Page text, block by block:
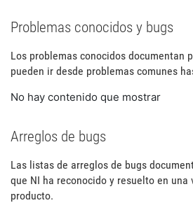
Problemas conocidos y bugs
Los problemas conocidos documentan
pueden ir desde problemas comunes
No hay contenido que mostrar
Arreglos de bugs
Las listas de arreglos de bugs
que NI ha reconocido y resuelto en una
producto.